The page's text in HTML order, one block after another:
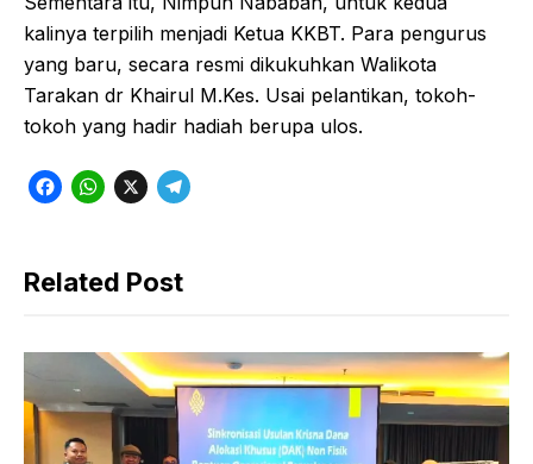
kalinya terpilih menjadi Ketua KKBT. Para pengurus
yang baru, secara resmi dikukuhkan Walikota
Tarakan dr Khairul M.Kes. Usai pelantikan, tokoh-
tokoh yang hadir hadiah berupa ulos.
F
e
o
o
k
W
t
A
p
p
X
T
e
r
a
m
Related Post